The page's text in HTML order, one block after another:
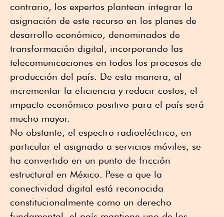
contrario, los expertos plantean integrar la
asignación de este recurso en los planes de
desarrollo económico, denominados de
transformación digital, incorporando las
telecomunicaciones en todos los procesos de
producción del país. De esta manera, al
incrementar la eficiencia y reducir costos, el
impacto económico positivo para el país será
mucho mayor.
No obstante, el espectro radioeléctrico, en
particular el asignado a servicios móviles, se
ha convertido en un punto de fricción
estructural en México. Pese a que la
conectividad digital está reconocida
constitucionalmente como un derecho